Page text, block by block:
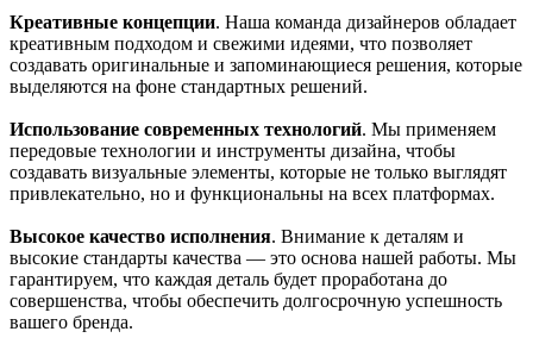
Креативные концепции. Наша команда дизайнеров обладает
креативным подходом и свежими идеями, что позволяет
создавать оригинальные и запоминающиеся решения, которые
выделяются на фоне стандартных решений.
Использование современных технологий. Мы применяем
передовые технологии и инструменты дизайна, чтобы
создавать визуальные элементы, которые не только выглядят
привлекательно, но и функциональны на всех платформах.
Высокое качество исполнения. Внимание к деталям и
высокие стандарты качества — это основа нашей работы. Мы
гарантируем, что каждая деталь будет проработана до
совершенства, чтобы обеспечить долгосрочную успешность
вашего бренда.